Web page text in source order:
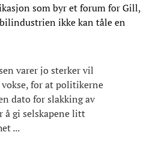
som byr et forum for Gill,
ikke kan tåle en
varer jo sterker vil
for at politikerne
dato for slakking av
å gi selskapene litt
...